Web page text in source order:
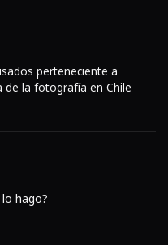
perteneciente a
de la fotografía en Chile
hago?